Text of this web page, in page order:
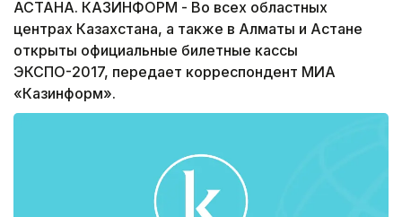
АСТАНА. КАЗИНФОРМ - Во всех областных
центрах Казахстана, а также в Алматы и Астане
открыты официальные билетные кассы
ЭКСПО-2017, передает корреспондент МИА
«Казинформ».